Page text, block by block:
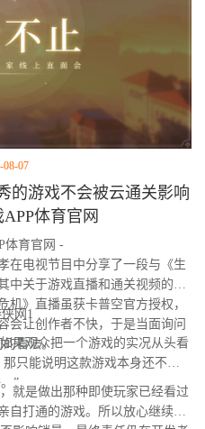
08-07
的游戏不会被云通关影响
体育官网
体育官网 -
电视节目中分享了一段与《生
中关于游戏直播和通关视频的看
机》直播虽获卡普空官方授权，
会让创作者不快，于是当面询问
的看法。
观众把一个游戏的实况从头看
只能说明这款游戏本身还不够
”
是做出那种即使玩家已经看过
自打通的游戏。所以放心继续直